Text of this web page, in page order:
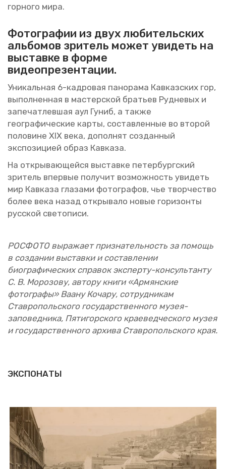
гор­но­го мира.
Фо­то­гра­фии из двух лю­би­тель­ских
аль­бо­мов зри­тель может уви­деть на
вы­став­ке в форме
ви­део­пре­зен­та­ции.
Уни­каль­ная 6-кад­ро­вая па­но­ра­ма Кав­каз­ских гор,
вы­пол­нен­ная в ма­стер­ской бра­тьев Руд­не­вых и
за­пе­чат­лев­шая аул Гуниб, а также
гео­гра­фи­че­ские карты, со­став­лен­ные во вто­рой
по­ло­вине XIX века, до­пол­нят со­здан­ный
экс­по­зи­ци­ей образ Кав­ка­за.
На от­кры­ва­ю­щей­ся вы­став­ке пе­тер­бург­ский
зри­тель впер­вые по­лу­чит воз­мож­ность уви­деть
мир Кав­ка­за гла­за­ми фо­то­гра­фов, чье твор­че­ство
более века назад от­кры­ва­ло новые го­ри­зон­ты
рус­ской све­то­пи­си.
РОС­ФО­ТО вы­ра­жа­ет при­зна­тель­ность за по­мощь
в со­зда­нии вы­став­ки и со­став­ле­нии
био­гра­фи­че­ских спра­вок экс­пер­ту-кон­суль­тан­ту
С. В. Мо­ро­зо­ву, ав­то­ру книги «Ар­мян­ские
фо­то­гра­фы» Ваану Ко­ча­ру, со­труд­ни­кам
Став­ро­поль­ско­го го­су­дар­ствен­но­го музея-
за­по­вед­ни­ка, Пя­ти­гор­ско­го кра­е­вед­че­ско­го музея
и го­су­дар­ствен­но­го ар­хи­ва Став­ро­поль­ско­го края.
ЭКСПОНАТЫ